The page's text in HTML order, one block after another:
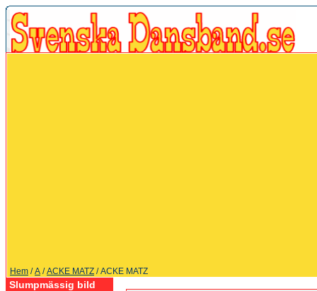
Hem /A /ACKE MATZ / ACKE MATZ
Slumpmässig bild